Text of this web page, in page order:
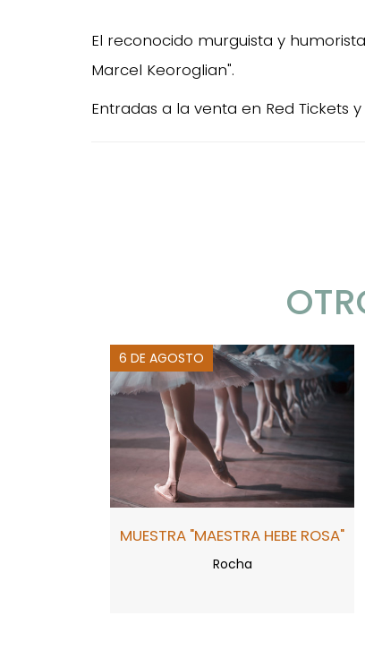
El reconocido murguista y
Marcel Keoroglian".
Entradas a la venta en Red Tickets y
6 DE AGOSTO
MUESTRA "MAESTRA HEBE ROSA"
Rocha